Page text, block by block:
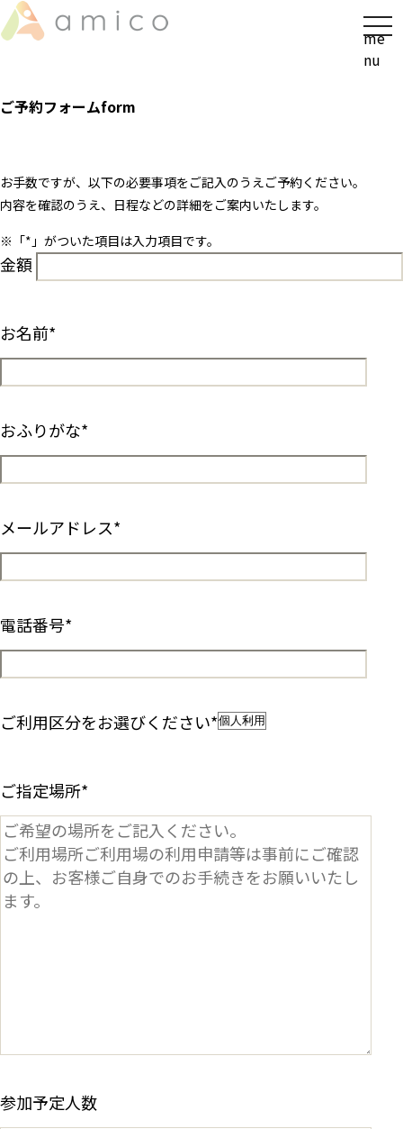
t
o
g
t
me
nu
ご予約フォームform
お手数ですが、以下の必要事項をご記入のうえご予約ください。
内容を確認のうえ、日程などの詳細をご案内いたします。
※「* 」がついた項目は入力項目です。
金額
お名前*
おふりがな*
メールアドレス*
電話番号*
ご利用区分をお選びください*
ご指定場所*
参加予定人数